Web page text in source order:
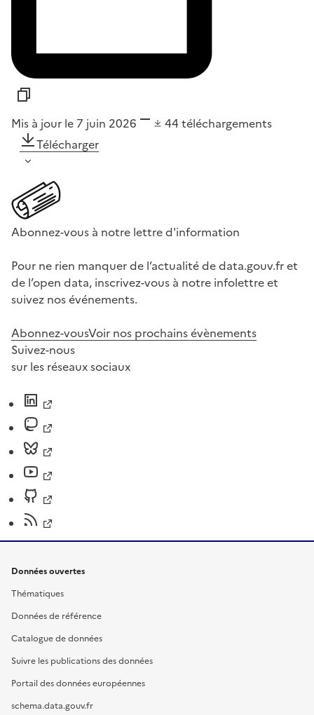
Mis à jour le 7 juin 2026 44 téléchargements
Télécharger
Abonnez-vous à notre lettre d'information
Pour ne rien manquer de l’actualité de data.gouv.fr et
de l’open data, inscrivez-vous à notre infolettre et
suivez nos événements.
Abonnez-vousVoir nos prochains évènements
Suivez-nous
sur les réseaux sociaux
Données ouvertes
Thématiques
Données de référence
Catalogue de données
Suivre les publications des données
Portail des données européennes
schema.data.gouv.fr